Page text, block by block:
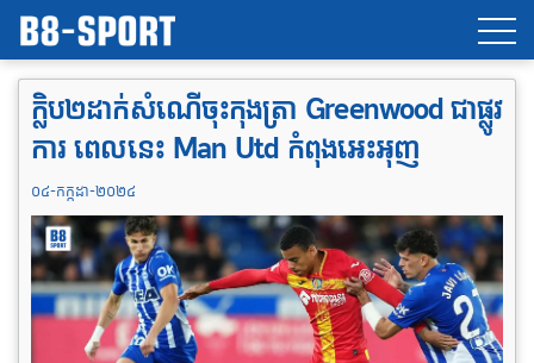
ក្លិប២ដាក់សំណើចុះកុងត្រា Greenwood ជាផ្លូវ
ការ ពេល​នេះ Man Utd កំពុងអេះអុញ
០៤-កក្កដា-២០២៤